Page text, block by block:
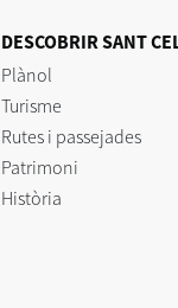
DESCOBRIR SANT
Plànol
Turisme
Rutes i passejades
Patrimoni
Història